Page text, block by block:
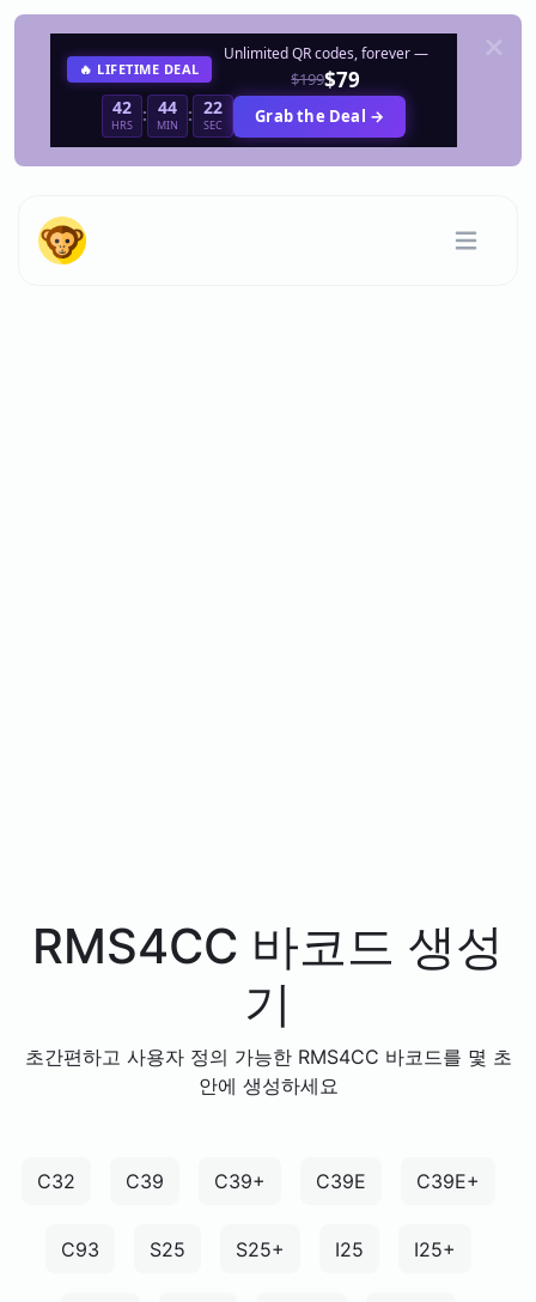
🔥 LIFETIME DEAL
Unlimited QR codes, forever —
$199$79
42
HRS : 44
MIN : 22
SEC Grab the Deal →
RMS4CC 바코드 생성
기
초간편하고 사용자 정의 가능한 RMS4CC 바코드를 몇 초
안에 생성하세요
C32 C39 C39+ C39E C39E+
C93 S25 S25+ I25 I25+